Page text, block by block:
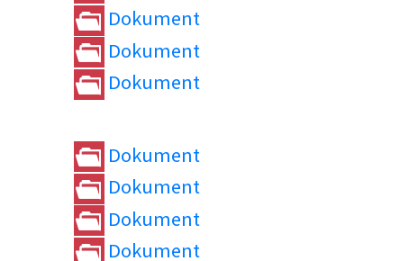
Dokument
Dokument
Dokument
Dokument
Dokument
Dokument
Dokument